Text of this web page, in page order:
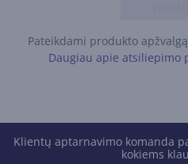
Pateikdami produkto
Daugiau apie atsiliepimo
Klientų aptarnavimo komanda
kokiems